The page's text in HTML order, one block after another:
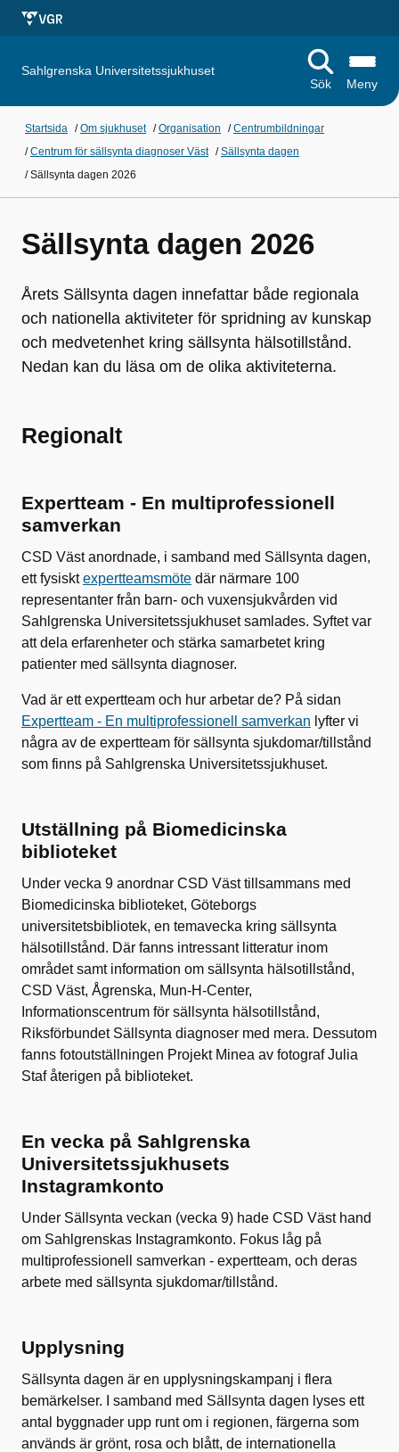
Sahlgrenska Universitetssjukhuset
Sök
Meny
Startsida /Om sjukhuset /Organisation /Centrumbildningar
/Centrum för sällsynta diagnoser Väst /Sällsynta dagen
/Sällsynta dagen 2026
Sällsynta dagen 2026
Årets Sällsynta dagen innefattar både regionala
och nationella aktiviteter för spridning av kunskap
och medvetenhet kring sällsynta hälsotillstånd.
Nedan kan du läsa om de olika aktiviteterna.
Regionalt
Expertteam - En multiprofessionell
samverkan
CSD Väst anordnade, i samband med Sällsynta dagen,
ett fysisktexpertteamsmöte där närmare 100
representanter från barn- och vuxensjukvården vid
Sahlgrenska Universitetssjukhuset samlades. Syftet var
att dela erfarenheter och stärka samarbetet kring
patienter med sällsynta diagnoser.
Vad är ett expertteam och hur arbetar de? På sidan
Expertteam - En multiprofessionell samverkan lyfter vi
några av de expertteam för sällsynta sjukdomar/tillstånd
som finns på Sahlgrenska Universitetssjukhuset.
Utställning på Biomedicinska
biblioteket
Under vecka 9 anordnar CSD Väst tillsammans med
Biomedicinska biblioteket, Göteborgs
universitetsbibliotek, en temavecka kring sällsynta
hälsotillstånd. Där fanns intressant litteratur inom
området samt information om sällsynta hälsotillstånd,
CSD Väst, Ågrenska, Mun-H-Center,
Informationscentrum för sällsynta hälsotillstånd,
Riksförbundet Sällsynta diagnoser med mera. Dessutom
fanns fotoutställningen Projekt Minea av fotograf Julia
Staf återigen på biblioteket.
En vecka på Sahlgrenska
Universitetssjukhusets
Instagramkonto
Under Sällsynta veckan (vecka 9) hade CSD Väst hand
om Sahlgrenskas Instagramkonto. Fokus låg på
multiprofessionell samverkan - expertteam, och deras
arbete med sällsynta sjukdomar/tillstånd.
Upplysning
Sällsynta dagen är en upplysningskampanj i flera
bemärkelser. I samband med Sällsynta dagen lyses ett
antal byggnader upp runt om i regionen, färgerna som
används är grönt, rosa och blått, de internationella